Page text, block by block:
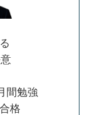
間勉強
格